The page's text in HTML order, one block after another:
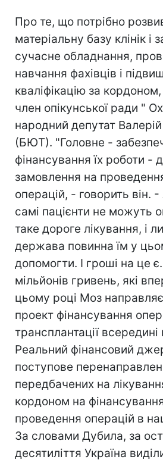
Про те, що потрібно
матеріальну базу клінік і
сучасне обладнання,
навчання фахівців і
кваліфікацію за кордоном,
член опікунської ради "
народний депутат
(БЮТ). "Головне -
фінансування їх роботи -
замовлення на
операцій, - говорить він.
самі пацієнти не можуть
таке дороге лікування, і
держава повинна їм у
допомогти. І гроші на це
мільйонів гривень, які
цьому році Моз
проект фінансування
трансплантації всередині
Реальний фінансовий
поступове
передбачених на
кордоном на
проведення операцій в
За словами Дубила, за
десятиліття Україна